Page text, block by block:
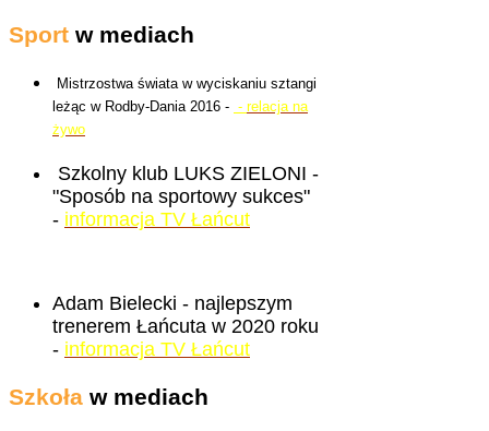
Sport w mediach
Mistrzostwa świata w wyciskaniu sztangi
leżąc w Rodby-Dania 2016 - - relacja na
żywo
Szkolny klub LUKS ZIELONI -
"Sposób na sportowy sukces"
- informacja TV Łańcut
Adam Bielecki - najlepszym
trenerem Łańcuta w 2020 roku
- informacja TV Łańcut
Szkoła w mediach